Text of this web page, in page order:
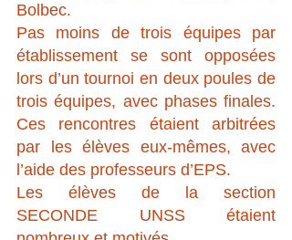
Bolbec.
Pas moins de trois équipes par
établissement se sont opposées
lors d’un tournoi en deux poules de
trois équipes, avec phases finales.
Ces rencontres étaient arbitrées
par les élèves eux-mêmes, avec
l’aide des professeurs d’EPS.
Les élèves de la section
SECONDE UNSS étaient